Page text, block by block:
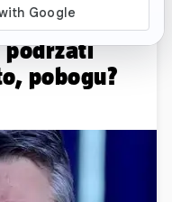
podržati
pobogu?